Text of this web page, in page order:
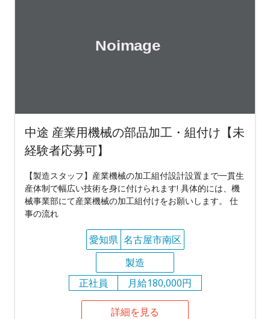
中途 産業用機械の部品加工・組付け【未
経験者応募可】
【製造スタッフ】産業機械の加工組付設計設置まで一貫生
産体制で幅広い技術を身に付けられます! 具体的には、機
械事業部にて産業機械の加工組付けをお願いします。 仕
事の流れ
愛知県 名古屋市南区
製造
正社員
月給180,000円
詳細を見る